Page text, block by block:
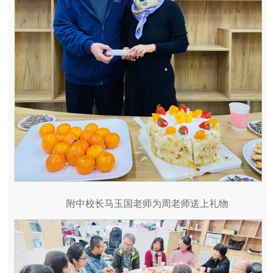
附中校长马玉国老师为周老师送上礼物